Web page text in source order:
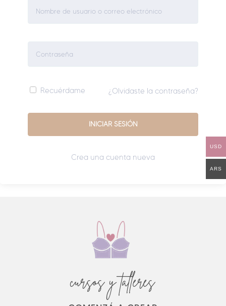
Recuérdame ¿Olvidaste la contraseña?
Crea una cuenta nueva
cursos y talleres
USD
ARS